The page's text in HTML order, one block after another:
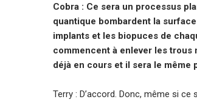
Cobra : Ce sera un processus
quantique bombardent la
implants et les biopuces de
commencent à enlever les trous
déjà en cours et il sera le même
Terry : D’accord. Donc, même si